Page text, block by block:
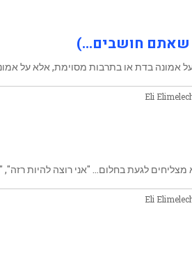
שאתם חושבים…)
אמונה בדת או בתרבות מסוימת, אלא על
Eli
לגעת בחלום… "אני רוצה להיות רזה",
Eli